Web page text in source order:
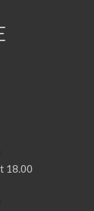
18.00